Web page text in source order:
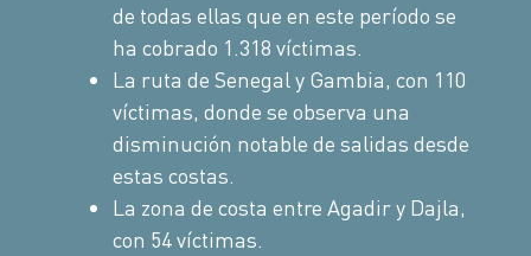
de todas ellas que en este período se
ha cobrado 1.318 víctimas.
La ruta de Senegal y Gambia, con 110
víctimas, donde se observa una
disminución notable de salidas desde
estas costas.
La zona de costa entre Agadir y Dajla,
con 54 víctimas.